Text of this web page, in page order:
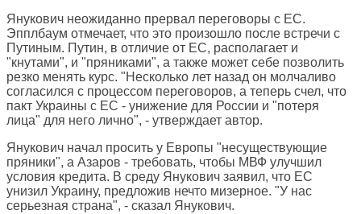
Янукович неожиданно прервал переговоры с ЕС.
Эпплбаум отмечает, что это произошло после встречи с
Путиным. Путин, в отличие от ЕС, располагает и
"кнутами", и "пряниками", а также может себе позволить
резко менять курс. "Несколько лет назад он молчаливо
согласился с процессом переговоров, а теперь счел, что
пакт Украины с ЕС - унижение для России и "потеря
лица" для него лично", - утверждает автор.
Янукович начал просить у Европы "несуществующие
пряники", а Азаров - требовать, чтобы МВФ улучшил
условия кредита. В среду Янукович заявил, что ЕС
унизил Украину, предложив нечто мизерное. "У нас
серьезная страна", - сказал Янукович.